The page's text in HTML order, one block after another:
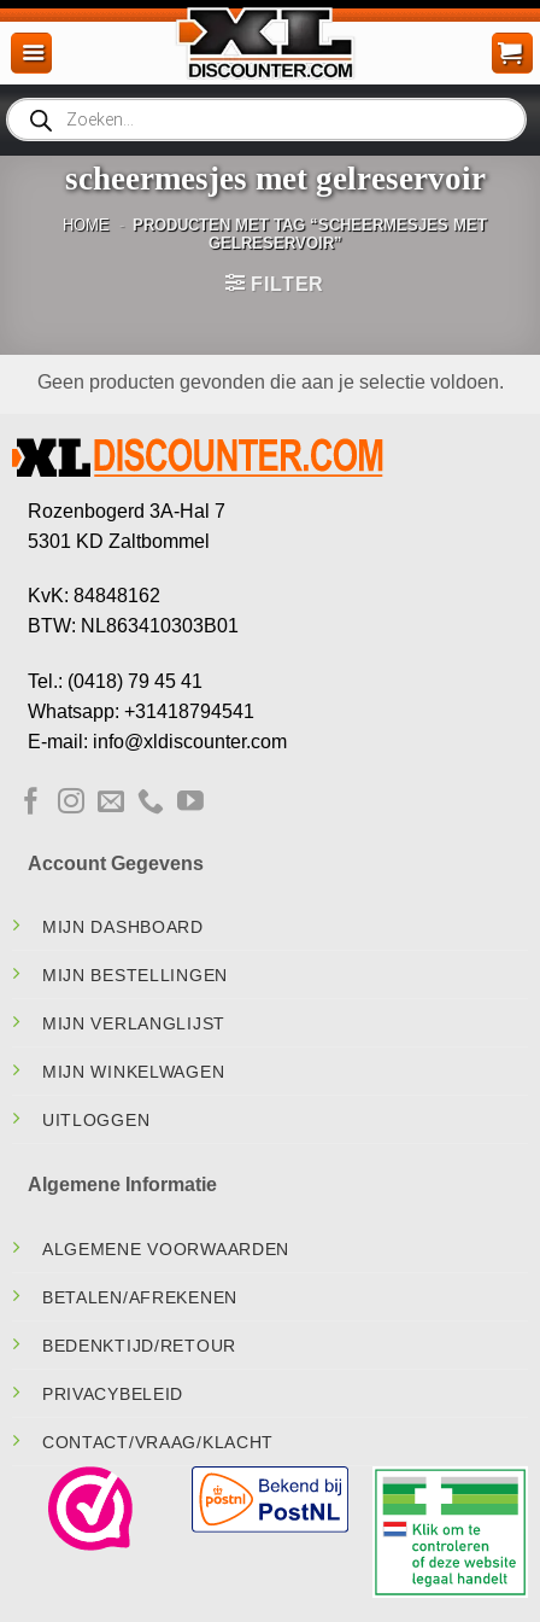
Ga
naar
inhoud
Producten
zoeken
scheermesjes met gelreservoir
HOME - PRODUCTEN MET TAG “SCHEERMESJES MET
GELRESERVOIR”
FILTER
Geen producten gevonden die aan je selectie voldoen.
Rozenbogerd 3A-Hal 7
5301 KD Zaltbommel
KvK: 84848162
BTW: NL863410303B01
Tel.: (0418) 79 45 41
Whatsapp: +31418794541
E-mail: info@xldiscounter.com
Account Gegevens
MIJN DASHBOARD
MIJN BESTELLINGEN
MIJN VERLANGLIJST
MIJN WINKELWAGEN
UITLOGGEN
Algemene Informatie
ALGEMENE VOORWAARDEN
BETALEN/AFREKENEN
BEDENKTIJD/RETOUR
PRIVACYBELEID
CONTACT/VRAAG/KLACHT